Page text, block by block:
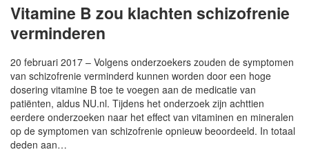
Vitamine B zou klachten schizofrenie
verminderen
20 februari 2017 – Volgens onderzoekers zouden de symptomen
van schizofrenie verminderd kunnen worden door een hoge
dosering vitamine B toe te voegen aan de medicatie van
patiënten, aldus NU.nl. Tijdens het onderzoek zijn achttien
eerdere onderzoeken naar het effect van vitaminen en mineralen
op de symptomen van schizofrenie opnieuw beoordeeld. In totaal
deden aan…